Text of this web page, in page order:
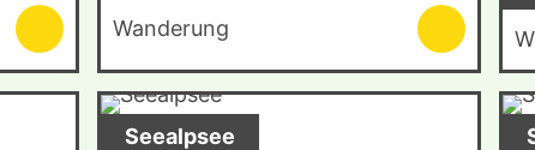
Wanderung
Seealpsee